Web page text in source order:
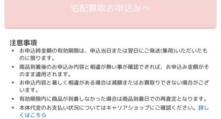
宅配買取お申込みへ
注意事項
お申込時金額の有効期限は、申込当日または翌日にご発送(集荷)いただいたも
のに限ります。
商品到着後のお申込み内容と相違が無い事が確認できれば、お申込み金額がそ
のまま適用されます。
お申込内容と著しく相違がある場合は減額またはお買取りできない場合がござ
います。
有効期限内に商品が到着しなかった場合は商品到着日での再査定となります。
本体代金のお支払い状況についてはキャリアショップにご確認ください。詳し
くはこちら